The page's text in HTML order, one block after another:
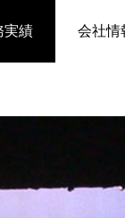
実績 会社情